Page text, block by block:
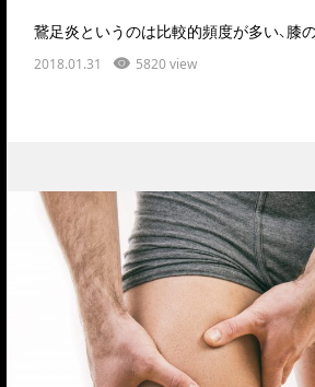
2018.01.31 5820 view